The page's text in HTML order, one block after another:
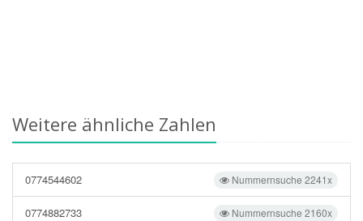
Weitere ähnliche Zahlen
Nummernsuche 2241x
0774544602
Nummernsuche 2160x
0774882733